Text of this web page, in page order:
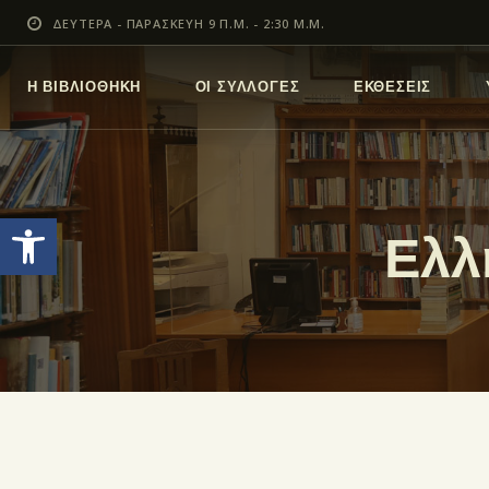
Ανοίξτε τη γραμμή εργαλείων
ΔΕΥΤΕΡΑ - ΠΑΡΑΣΚΕΥΗ 9 Π.Μ. - 2:30 Μ.Μ.
Η ΒΙΒΛΙΟΘΗΚΗ ΟΙ ΣΥΛΛΟΓΕΣ ΕΚΘΕΣΕΙΣ